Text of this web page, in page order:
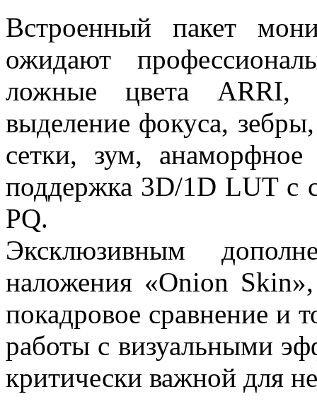
Встроенный пакет
ожидают
ложные цвета ARRI,
выделение фокуса,
сетки, зум,
поддержка 3D/1D LUT с
PQ.
Эксклюзивным
наложения «Onion
покадровое сравнение и
работы с визуальными
критически важной для